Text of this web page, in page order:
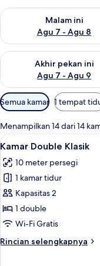
Malam ini
Agu 7 - Agu 8
Periksa ketersediaan
Akhir pekan ini
Agu 7 - Agu 9
Periksa ketersediaan
Filter
tersedia
untuk
kamar
Semua kamar 1 tempat
Menampilkan 14 dari 14
Lihat
semua
foto
untuk
Kamar
Double
Klasik
6
Kamar Double Klasik
10 meter persegi
1 kamar tidur
Kapasitas 2
1 double
Wi-Fi Gratis
Rincian selengkapnya
Rincian